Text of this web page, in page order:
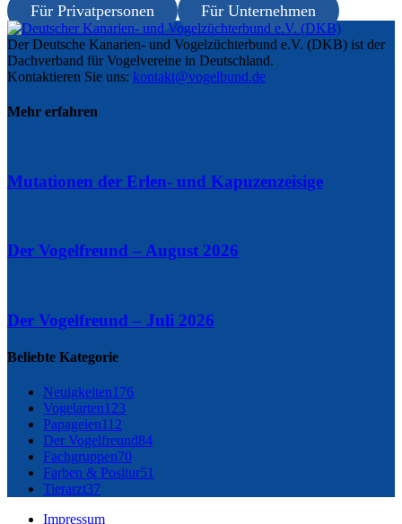
Für Privatpersonen Für Unternehmen
Der Deutsche Kanarien- und Vogelzüchterbund e.V. (DKB) ist der
Dachverband für Vogelvereine in Deutschland.
Kontaktieren Sie uns: kontakt@vogelbund.de
Mehr erfahren
Mutationen der Erlen- und Kapuzenzeisige
Der Vogelfreund – August 2026
Der Vogelfreund – Juli 2026
Beliebte Kategorie
Neuigkeiten176
Vogelarten123
Papageien112
Der Vogelfreund84
Fachgruppen70
Farben & Positur51
Tierarzt37
Impressum